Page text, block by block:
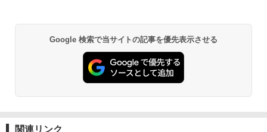
Google 検索で当サイトの記事を優先表示させる
関連リンク